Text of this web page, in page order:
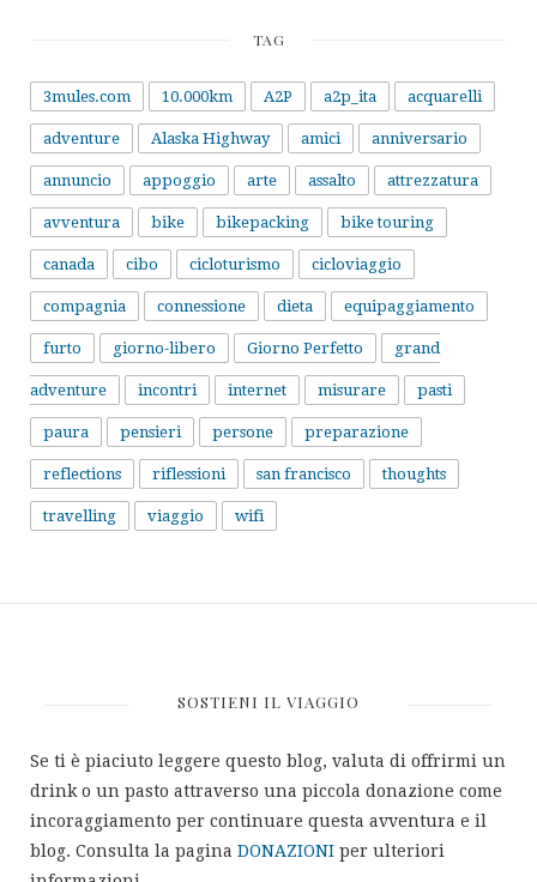
TAG
3mules.com 10.000km A2P a2p_ita acquarelli
adventure Alaska Highway amici anniversario
annuncio appoggio arte assalto attrezzatura
avventura bike bikepacking bike touring
canada cibo cicloturismo cicloviaggio
compagnia connessione dieta equipaggiamento
furto giorno-libero Giorno Perfetto grand
adventure incontri internet misurare pasti
paura pensieri persone preparazione
reflections riflessioni san francisco thoughts
travelling viaggio wifi
SOSTIENI IL VIAGGIO
Se ti è piaciuto leggere questo blog, valuta di offrirmi un
drink o un pasto attraverso una piccola donazione come
incoraggiamento per continuare questa avventura e il
blog. Consulta la pagina DONAZIONI per ulteriori